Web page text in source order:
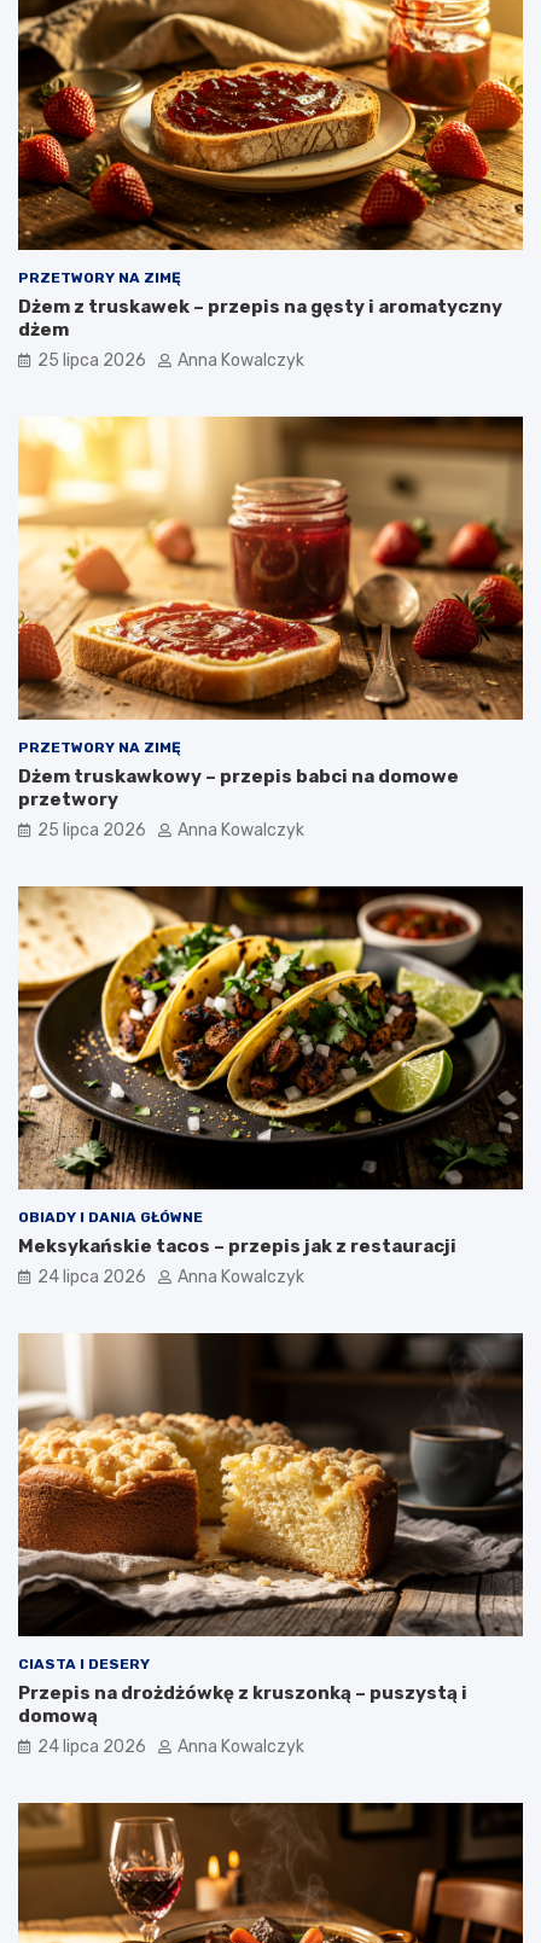
PRZETWORY NA ZIMĘ
Dżem z truskawek – przepis na gęsty i aromatyczny
dżem
25 lipca 2026 Anna Kowalczyk
PRZETWORY NA ZIMĘ
Dżem truskawkowy – przepis babci na domowe
przetwory
25 lipca 2026 Anna Kowalczyk
OBIADY I DANIA GŁÓWNE
Meksykańskie tacos – przepis jak z restauracji
24 lipca 2026 Anna Kowalczyk
CIASTA I DESERY
Przepis na drożdżówkę z kruszonką – puszystą i
domową
24 lipca 2026 Anna Kowalczyk